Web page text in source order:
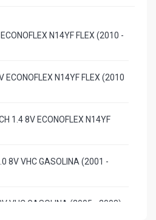
N14YF FLEX (2010 -
ECONOFLEX N14YF FLEX (2010
1.4 8V ECONOFLEX N14YF
8V VHC GASOLINA (2001 -
VHC GASOLINA (2005 - 2008)